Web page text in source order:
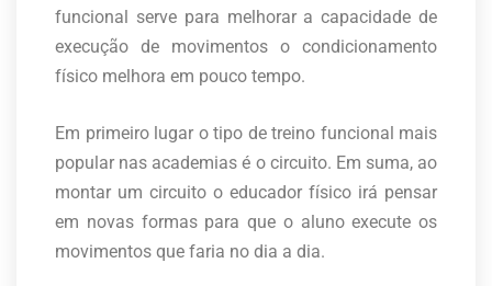
funcional serve para melhorar a capacidade de
execução de movimentos o condicionamento
físico melhora em pouco tempo.
Em primeiro lugar o tipo de treino funcional mais
popular nas academias é o circuito. Em suma, ao
montar um circuito o educador físico irá pensar
em novas formas para que o aluno execute os
movimentos que faria no dia a dia.